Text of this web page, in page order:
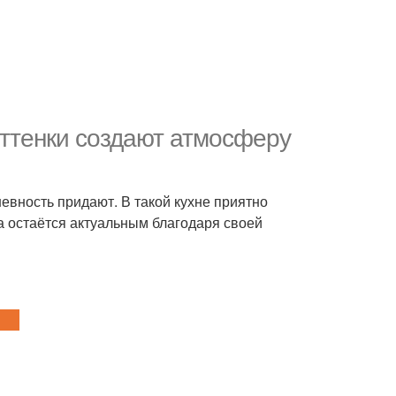
создают атмосферу
придают. В такой кухне приятно
актуальным благодаря своей